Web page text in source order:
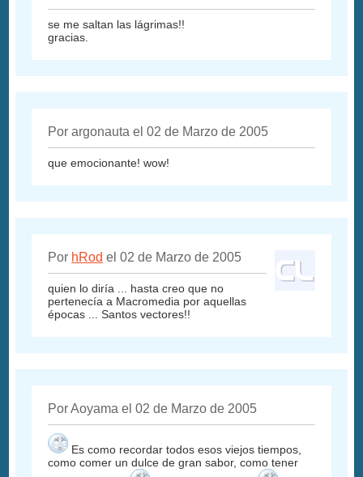
se me saltan las lágrimas!!
gracias.
Por argonauta el 02 de Marzo de 2005
que emocionante! wow!
Por hRod el 02 de Marzo de 2005
quien lo diría ... hasta creo que no
pertenecía a Macromedia por aquellas
épocas ... Santos vectores!!
Por Aoyama el 02 de Marzo de 2005
Es como recordar todos esos viejos tiempos,
como comer un dulce de gran sabor, como tener